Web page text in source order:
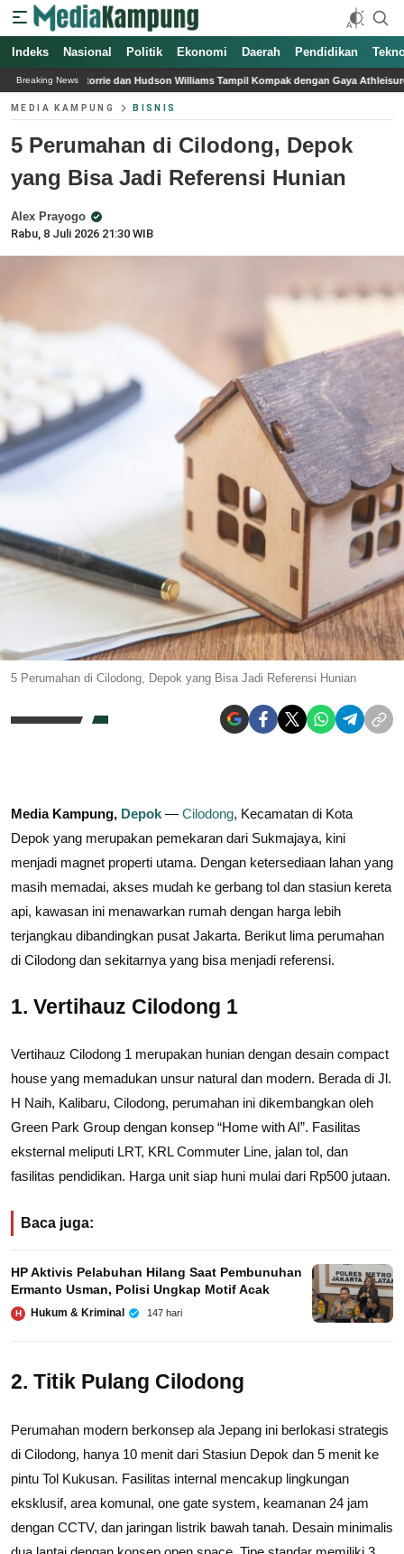
Indeks Nasional Politik Ekonomi Daerah Pendidikan
Breaking News
Williams Tampil Kompak dengan Gaya Athleisure Saat Syuting Heated Rivalry
MEDIA KAMPUNG BISNIS
5 Perumahan di Cilodong, Depok
yang Bisa Jadi Referensi Hunian
Alex Prayogo
Rabu, 8 Juli 2026 21:30 WIB
5 Perumahan di Cilodong, Depok yang Bisa Jadi Referensi Hunian
Media Kampung, Depok — Cilodong, Kecamatan di Kota
Depok yang merupakan pemekaran dari Sukmajaya, kini
menjadi magnet properti utama. Dengan ketersediaan lahan yang
masih memadai, akses mudah ke gerbang tol dan stasiun kereta
api, kawasan ini menawarkan rumah dengan harga lebih
terjangkau dibandingkan pusat Jakarta. Berikut lima perumahan
di Cilodong dan sekitarnya yang bisa menjadi referensi.
1. Vertihauz Cilodong 1
Vertihauz Cilodong 1 merupakan hunian dengan desain compact
house yang memadukan unsur natural dan modern. Berada di Jl.
H Naih, Kalibaru, Cilodong, perumahan ini dikembangkan oleh
Green Park Group dengan konsep “Home with AI”. Fasilitas
eksternal meliputi LRT, KRL Commuter Line, jalan tol, dan
fasilitas pendidikan. Harga unit siap huni mulai dari Rp500 jutaan.
Baca juga:
HP Aktivis Pelabuhan Hilang Saat Pembunuhan
Ermanto Usman, Polisi Ungkap Motif Acak
H Hukum & Kriminal 147 hari
2. Titik Pulang Cilodong
Perumahan modern berkonsep ala Jepang ini berlokasi strategis
di Cilodong, hanya 10 menit dari Stasiun Depok dan 5 menit ke
pintu Tol Kukusan. Fasilitas internal mencakup lingkungan
eksklusif, area komunal, one gate system, keamanan 24 jam
dengan CCTV, dan jaringan listrik bawah tanah. Desain minimalis